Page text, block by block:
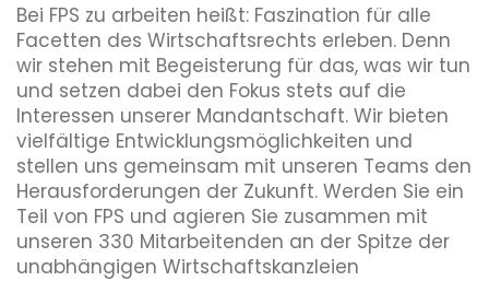
Bei FPS zu arbeiten heißt: Faszination für alle
Facetten des Wirtschaftsrechts erleben. Denn
wir stehen mit Begeisterung für das, was wir tun
und setzen dabei den Fokus stets auf die
Interessen unserer Mandantschaft. Wir bieten
vielfältige Entwicklungsmöglichkeiten und
stellen uns gemeinsam mit unseren Teams den
Herausforderungen der Zukunft. Werden Sie ein
Teil von FPS und agieren Sie zusammen mit
unseren 330 Mitarbeitenden an der Spitze der
unabhängigen Wirtschaftskanzleien